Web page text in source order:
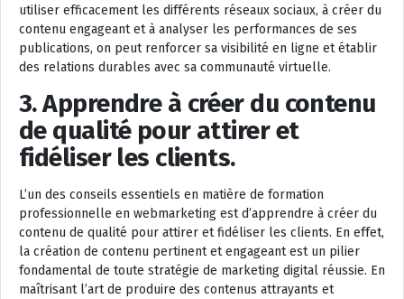
utiliser efficacement les différents réseaux sociaux, à créer du
contenu engageant et à analyser les performances de ses
publications, on peut renforcer sa visibilité en ligne et établir
des relations durables avec sa communauté virtuelle.
3. Apprendre à créer du contenu
de qualité pour attirer et
fidéliser les clients.
L’un des conseils essentiels en matière de formation
professionnelle en webmarketing est d’apprendre à créer du
contenu de qualité pour attirer et fidéliser les clients. En effet,
la création de contenu pertinent et engageant est un pilier
fondamental de toute stratégie de marketing digital réussie. En
maîtrisant l’art de produire des contenus attrayants et